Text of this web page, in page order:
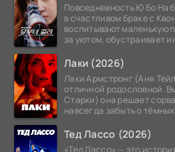
Повседневность Ю Бо На
в счастливом браке с
воспитывают маленькую
за уютом, обустраивает
Лаки (2026)
Лаки Армстронг (Аня
отличной родословной.
Старки) она решает
навсегда забыть о
Тед Лассо (2026)
«Тед Лассо» — это